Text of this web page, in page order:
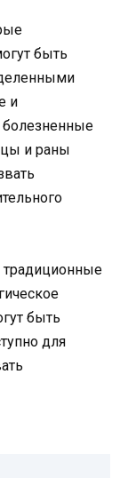
быть
и
болезненные
и раны
быть
для